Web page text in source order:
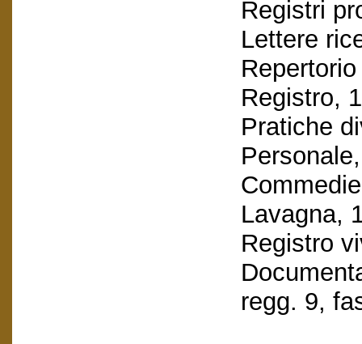
Registri
Lettere
Registro,
Pratiche
Lavagna,
Registro
regg. 9,